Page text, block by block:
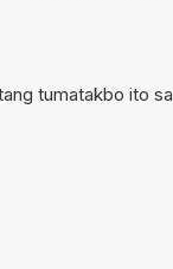
tumatakbo ito sa